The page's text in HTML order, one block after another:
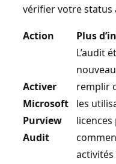
vérifier votre status
Action
Plus
Activer
Microsoft
Purview
Audit
L’audit
remplir
les
activités